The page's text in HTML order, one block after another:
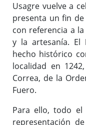
Usagre vuelve a
presenta un fin de
con referencia a
y la artesanía. El
hecho histórico
localidad en
Correa, de la
Fuero.
Para ello, todo
representación